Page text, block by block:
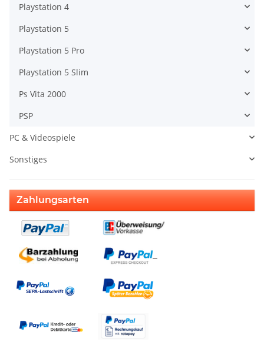
Playstation 4
Playstation 5
Playstation 5 Pro
Playstation 5 Slim
Ps Vita 2000
PSP
PC & Videospiele
Sonstiges
Zahlungsarten